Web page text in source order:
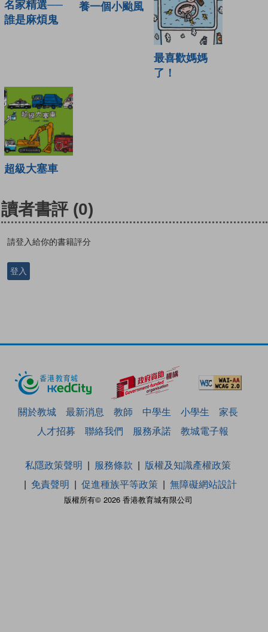
名家精選──
誰是麻煩鬼
養一個小颱風
最喜歡媽媽
了！
超級大塞車
讀者書評 (0)
請登入給你的書籍評分
登入
關於教城 最新消息 教師 中學生 小學生
家長
人才招募
聯絡我們 服務承諾 教城電子報
版權所有© 2026 香港教育城有限公司
私隱政策聲明 服務條款
版權及知識產權政策
免責聲明
促進種族平等政策 無障礙網站設計